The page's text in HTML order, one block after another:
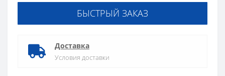
БЫСТРЫЙ ЗАКАЗ
Доставка
Условия доставки